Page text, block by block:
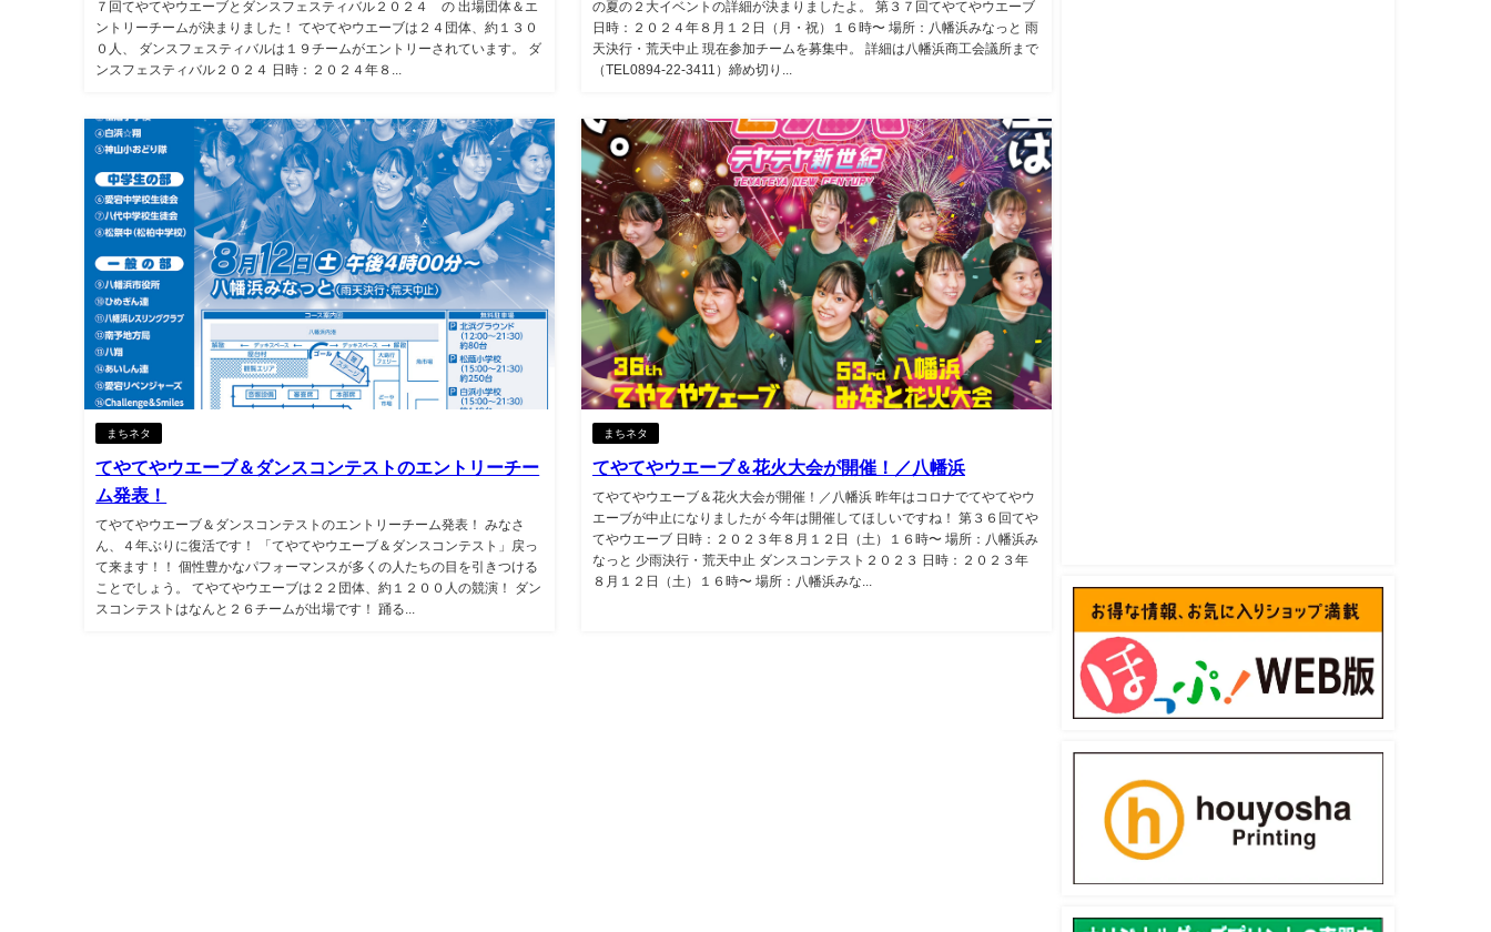
７回てやてやウエーブとダンスフェスティバル２０２４ の 出場団体＆エ
ントリーチームが決まりました！ てやてやウエーブは２４団体、約１３０
０人、 ダンスフェスティバルは１９チームがエントリーされています。 ダ
ンスフェスティバル２０２４ 日時：２０２４年８...
の夏の２大イベントの詳細が決まりましたよ。 第３７回てやてやウエーブ
日時：２０２４年８月１２日（月・祝）１６時〜 場所：八幡浜みなっと 雨
天決行・荒天中止 現在参加チームを募集中。 詳細は八幡浜商工会議所まで
（TEL0894-22-3411）締め切り...
まちネタ
てやてやウエーブ＆ダンスコンテストのエントリーチー
ム発表！
てやてやウエーブ＆ダンスコンテストのエントリーチーム発表！ みなさ
ん、４年ぶりに復活です！ 「てやてやウエーブ＆ダンスコンテスト」戻っ
て来ます！！ 個性豊かなパフォーマンスが多くの人たちの目を引きつける
ことでしょう。 てやてやウエーブは２２団体、約１２００人の競演！ ダン
スコンテストはなんと２６チームが出場です！ 踊る...
まちネタ
てやてやウエーブ＆花火大会が開催！／八幡浜
てやてやウエーブ＆花火大会が開催！／八幡浜 昨年はコロナでてやてやウ
エーブが中止になりましたが 今年は開催してほしいですね！ 第３６回てや
てやウエーブ 日時：２０２３年８月１２日（土）１６時〜 場所：八幡浜み
なっと 少雨決行・荒天中止 ダンスコンテスト２０２３ 日時：２０２３年
８月１２日（土）１６時〜 場所：八幡浜みな...